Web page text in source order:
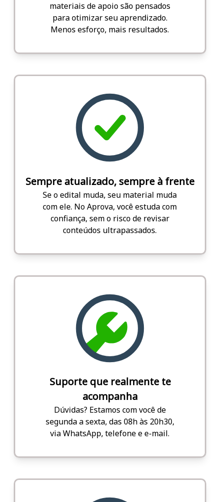
materiais de apoio são pensados
para otimizar seu aprendizado.
Menos esforço, mais resultados.
Sempre atualizado, sempre à frente
Se o edital muda, seu material muda
com ele. No Aprova, você estuda com
confiança, sem o risco de revisar
conteúdos ultrapassados.
Suporte que realmente te
acompanha
Dúvidas? Estamos com você de
segunda a sexta, das 08h às 20h30,
via WhatsApp, telefone e e-mail.